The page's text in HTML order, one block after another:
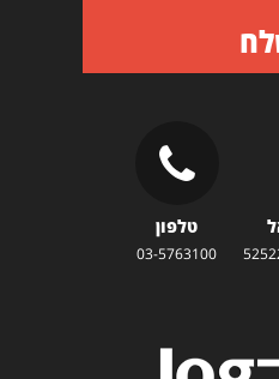
טלפון
03-5763100